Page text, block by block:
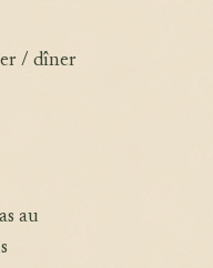
/ dîner
au